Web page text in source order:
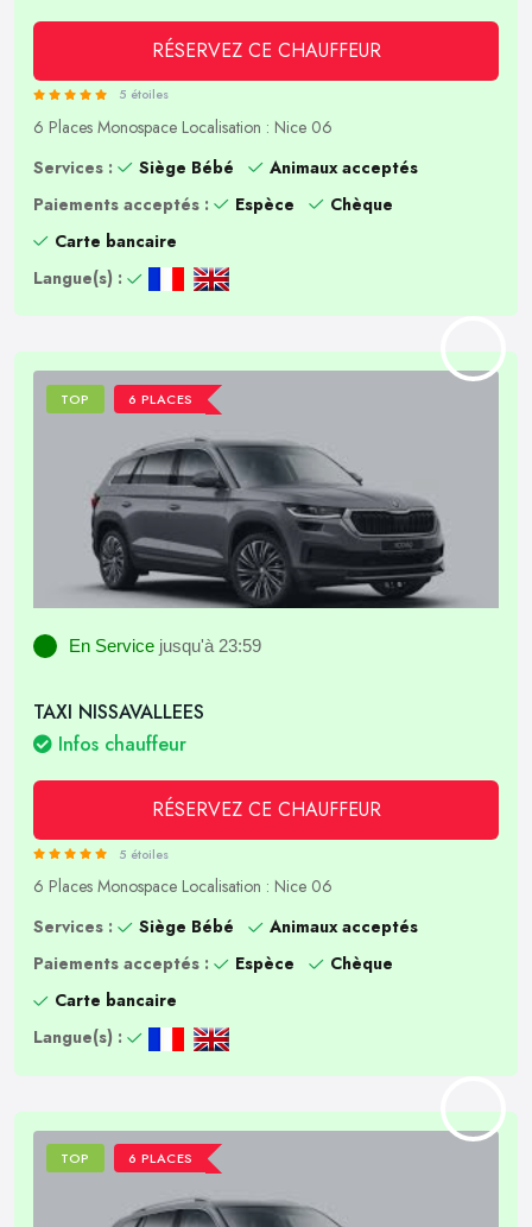
RÉSERVEZ CE CHAUFFEUR
5 étoiles
6 Places Monospace Localisation : Nice 06
Services :
Siège Bébé
Animaux acceptés
Paiements acceptés :
Espèce
Chèque
Carte bancaire
Langue(s) :
TOP 6 PLACES
En Service jusqu'à 23:59
TAXI NISSAVALLEES
Infos chauffeur
RÉSERVEZ CE CHAUFFEUR
5 étoiles
6 Places Monospace Localisation : Nice 06
Services :
Siège Bébé
Animaux acceptés
Paiements acceptés :
Espèce
Chèque
Carte bancaire
Langue(s) :
TOP 6 PLACES